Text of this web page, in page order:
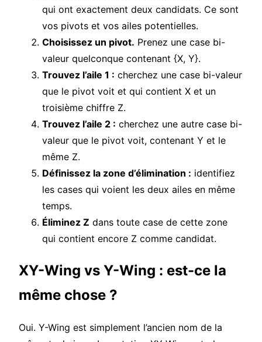
qui ont exactement deux candidats. Ce sont
vos pivots et vos ailes potentielles.
Choisissez un pivot. Prenez une case bi-
valeur quelconque contenant {X, Y}.
Trouvez l’aile 1 : cherchez une case bi-valeur
que le pivot voit et qui contient X et un
troisième chiffre Z.
Trouvez l’aile 2 : cherchez une autre case bi-
valeur que le pivot voit, contenant Y et le
même Z.
Définissez la zone d’élimination : identifiez
les cases qui voient les deux ailes en même
temps.
Éliminez Z dans toute case de cette zone
qui contient encore Z comme candidat.
XY-Wing vs Y-Wing : est-ce la
même chose ?
Oui. Y-Wing est simplement l’ancien nom de la